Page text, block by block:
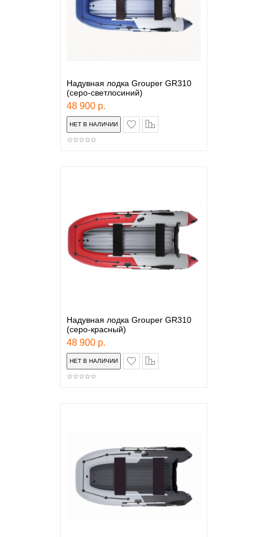
Надувная лодка Grouper GR310
(серо-светлосиний)
48 900 р.
в закладки
Надувная лодка Grouper GR310
(серо-красный)
48 900 р.
в закладки